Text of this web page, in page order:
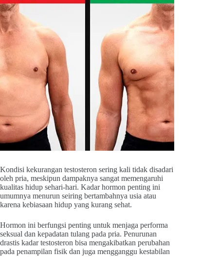
Kondisi kekurangan testosteron sering kali tidak disadari
oleh pria, meskipun dampaknya sangat memengaruhi
kualitas hidup sehari-hari. Kadar hormon penting ini
umumnya menurun seiring bertambahnya usia atau
karena kebiasaan hidup yang kurang sehat.
Hormon ini berfungsi penting untuk menjaga performa
seksual dan kepadatan tulang pada pria. Penurunan
drastis kadar testosteron bisa mengakibatkan perubahan
pada penampilan fisik dan juga mengganggu kestabilan